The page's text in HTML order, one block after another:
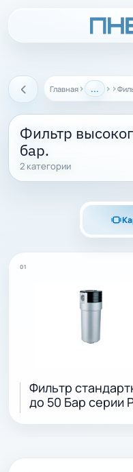
Назад Главная › ... › ›
Фильтр
бар.
2 категории
01
Фильтр
до 50 Бар серии